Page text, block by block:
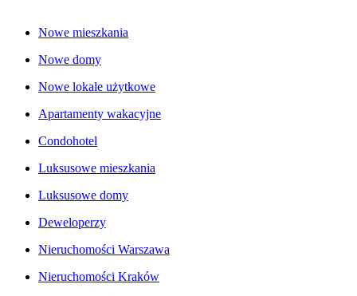
Nowe mieszkania
Nowe domy
Nowe lokale użytkowe
Apartamenty wakacyjne
Condohotel
Luksusowe mieszkania
Luksusowe domy
Deweloperzy
Nieruchomości Warszawa
Nieruchomości Kraków